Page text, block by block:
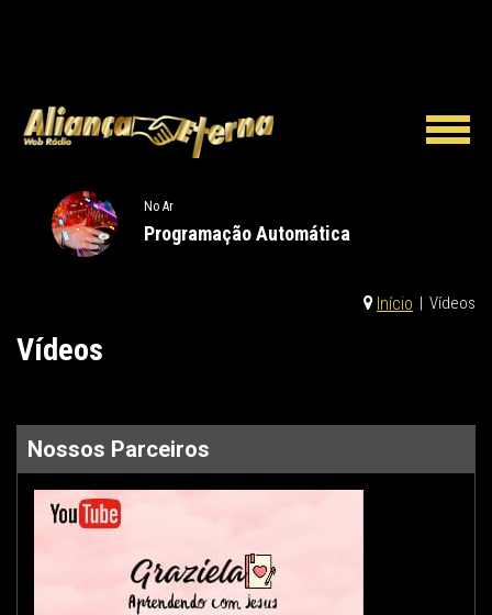
No Ar
Programação Automática
Início | Vídeos
Vídeos
Nossos Parceiros